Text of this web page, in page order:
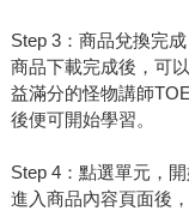
Step 3：商品兌換完
商品下載完成後，可
益滿分的怪物講師
後便可開始學習。
Step 4：點選單元，
進入商品內容頁面後